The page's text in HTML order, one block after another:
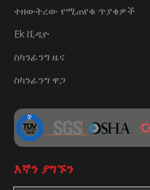
ተዘውትረው የሚጠየቁ ጥያቄዎች
Ek ቪዲዮ
ስካንፊንግ ዜና
ስካንፊንግ ዋጋ
እኛን ያግኙን